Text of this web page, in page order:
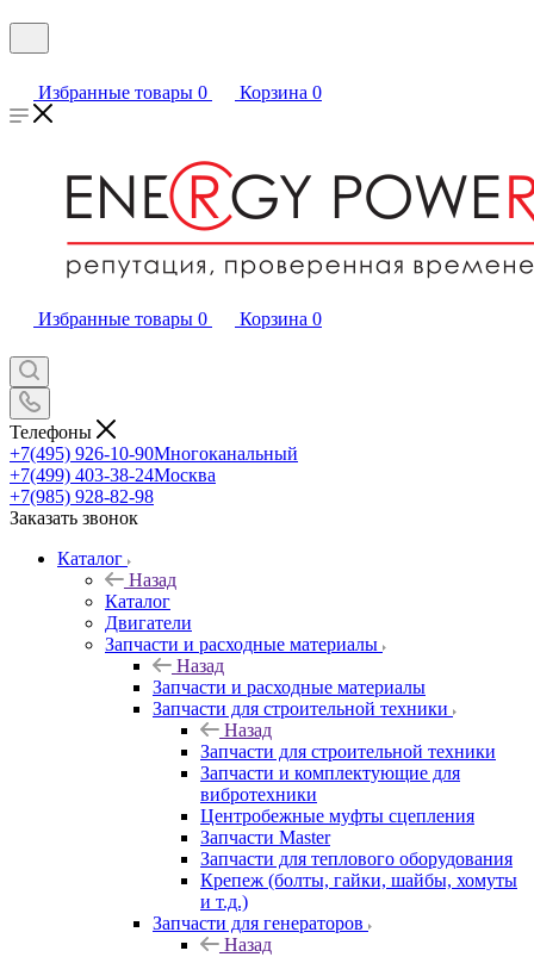
Избранные товары 0 Корзина 0
Избранные товары 0 Корзина 0
Телефоны
+7(495) 926-10-90Многоканальный
+7(499) 403-38-24Москва
+7(985) 928-82-98
Заказать звонок
Каталог
Назад
Каталог
Двигатели
Запчасти и расходные материалы
Назад
Запчасти и расходные материалы
Запчасти для строительной техники
Назад
Запчасти для строительной техники
Запчасти и комплектующие для
вибротехники
Центробежные муфты сцепления
Запчасти Master
Запчасти для теплового оборудования
Крепеж (болты, гайки, шайбы, хомуты
и т.д.)
Запчасти для генераторов
Назад